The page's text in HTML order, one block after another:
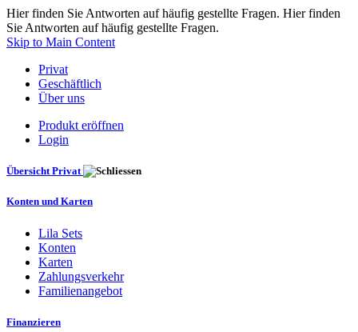
Hier finden Sie Antworten auf häufig gestellte Fragen. Hier finden
Sie Antworten auf häufig gestellte Fragen.
Skip to Main Content
Privat
Geschäftlich
Über uns
Produkt eröffnen
Login
Übersicht Privat
Konten und Karten
Lila Sets
Konten
Karten
Zahlungsverkehr
Familienangebot
Finanzieren